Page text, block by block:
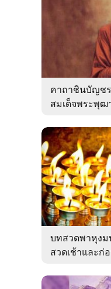
คาถาชินบัญช
สมเด็จพระพุฒ
บทสวดพาหุง
สวดเช้าและก่